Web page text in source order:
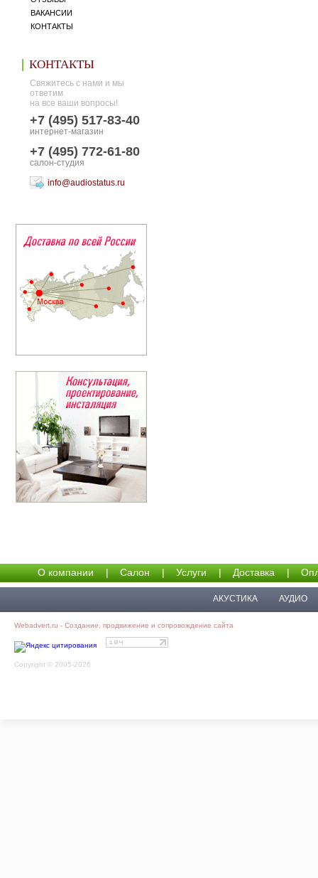
ВАКАНСИИ
КОНТАКТЫ
КОНТАКТЫ
Свяжитесь с нами и мы
ответим
на все ваши вопросы!
+7 (495) 517-83-40
интернет-магазин
+7 (495) 772-61-80
салон-студия
info@audiostatus.ru
О компании | Салон | Услуги | Доставка |
АКУСТИКА АУДИО
Webadvert.ru - Создание, продвижение и сопровождение сайта
Copyright © 2005-2026